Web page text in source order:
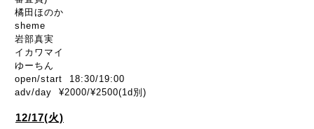
橘田ほのか
sheme
岩部真実
イカワマイ
ゆーちん
open/start 18:30/19:00
adv/day ¥2000/¥2500(1d別)
12/17(火)